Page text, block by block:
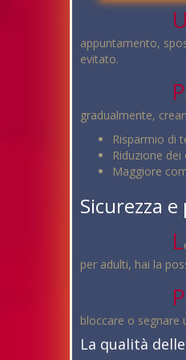
U
appuntamento,
evitato.
P
gradualmente,
Risparmio di
Riduzione
Maggiore
Sicurezza
L
per adulti, hai la
P
bloccare o
La qualità